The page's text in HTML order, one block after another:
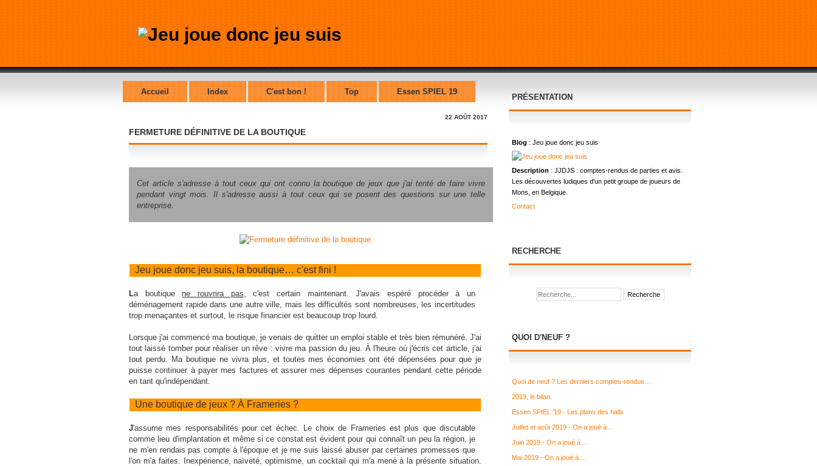
Accueil Index C'est bon ! Top Essen SPIEL 19
22 AOÛT 2017
FERMETURE DÉFINITIVE DE LA BOUTIQUE
Cet article s'adresse à tout ceux qui ont connu la boutique de jeux que j'ai tenté de faire vivre
pendant vingt mois. Il s'adresse aussi à tout ceux qui se posent des questions sur une telle
entreprise.
Jeu joue donc jeu suis, la boutique… c'est fini !
La boutiquene rouvrira pas, c'est certain maintenant. J'avais espéré procéder à un
déménagement rapide dans une autre ville, mais les difficultés sont nombreuses, les incertitudes
trop menaçantes et surtout, le risque financier est beaucoup trop lourd.
Lorsque j'ai commencé ma boutique, je venais de quitter un emploi stable et très bien rémunéré. J'ai
tout laissé tomber pour réaliser un rêve : vivre ma passion du jeu. À l'heure où j'écris cet article, j'ai
tout perdu. Ma boutique ne vivra plus, et toutes mes économies ont été dépensées pour que je
puisse continuer à payer mes factures et assurer mes dépenses courantes pendant cette période
en tant qu'indépendant.
Une boutique de jeux ? À Frameries ?
J'assume mes responsabilités pour cet échec. Le choix de Frameries est plus que discutable
comme lieu d'implantation et même si ce constat est évident pour qui connaît un peu la région, je
ne m'en rendais pas compte à l'époque et je me suis laissé abuser par certaines promesses que
l'on m'a faites. Inexpérience, naïveté, optimisme, un cocktail qui m'a mené à la présente situation.
PRÉSENTATION
Blog : Jeu joue donc jeu suis
Description : JJDJS : comptes-rendus de parties et avis.
Les découvertes ludiques d'un petit groupe de joueurs de
Mons, en Belgique.
Contact
RECHERCHE
QUOI D'NEUF ?
Quoi de neuf ? Les derniers comptes-rendus…
2019, le bilan.
Essen SPIEL '19 - Les plans des halls
Juillet et août 2019 - On a joué à…
Juin 2019 - On a joué à…
Mai 2019 - On a joué à…